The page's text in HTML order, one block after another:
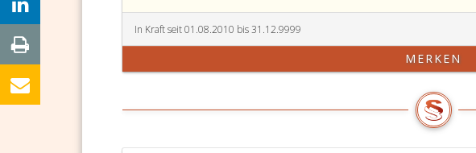
In Kraft seit 01.08.2010 bis 31.12.9999
MERKEN